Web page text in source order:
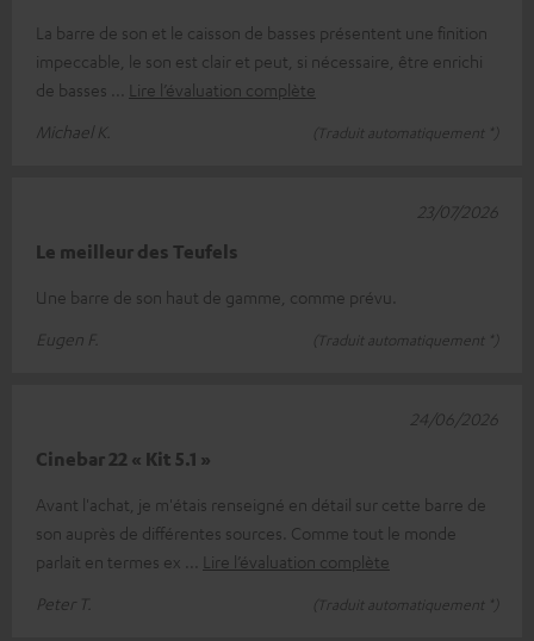
La barre de son et le caisson de basses présentent une finition
impeccable, le son est clair et peut, si nécessaire, être enrichi
de basses
Lire l’évaluation complète
Michael K.
(Traduit automatiquement *)
Le meilleur des Teufels
Une barre de son haut de gamme, comme prévu.
Eugen F.
(Traduit automatiquement *)
23/07/2026
Cinebar 22 « Kit 5.1 »
Avant l'achat, je m'étais renseigné en détail sur cette barre de
son auprès de différentes sources. Comme tout le monde
parlait en termes ex
Lire l’évaluation complète
Peter T.
(Traduit automatiquement *)
24/06/2026